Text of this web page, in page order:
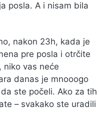
posla. A i nisam bila
nakon 23h, kada je
pre posla i otrčite
niko vas neće
danas je mnooogo
ste počeli. Ako za tih
– svakako ste uradili